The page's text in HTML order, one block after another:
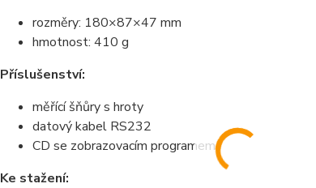
rozměry: 180×87×47 mm
hmotnost: 410 g
Příslušenství:
měřící šňůry s hroty
datový kabel RS232
CD se zobrazovacím programem
Ke stažení: